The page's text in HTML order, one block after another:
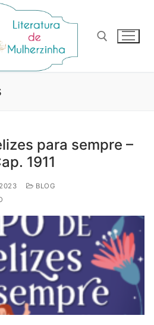
por:
para sempre –
1911
BLOG